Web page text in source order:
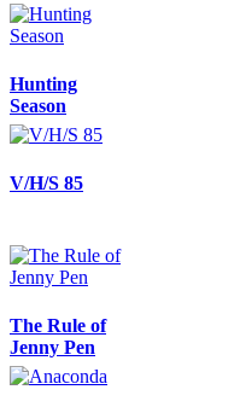
Hunting
Season
V/H/S 85
The Rule of
Jenny Pen